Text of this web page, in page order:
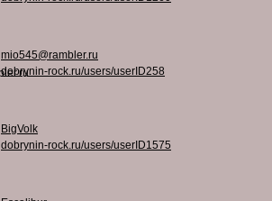
mio545@rambler.ru
dobrynin-rock.ru/users/userID258
BigVolk
dobrynin-rock.ru/users/userID1575